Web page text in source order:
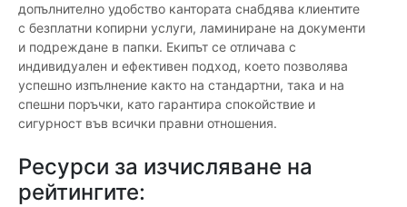
допълнително удобство кантората снабдява клиентите
с безплатни копирни услуги, ламиниране на документи
и подреждане в папки. Екипът се отличава с
индивидуален и ефективен подход, което позволява
успешно изпълнение както на стандартни, така и на
спешни поръчки, като гарантира спокойствие и
сигурност във всички правни отношения.
Ресурси за изчисляване на
рейтингите: